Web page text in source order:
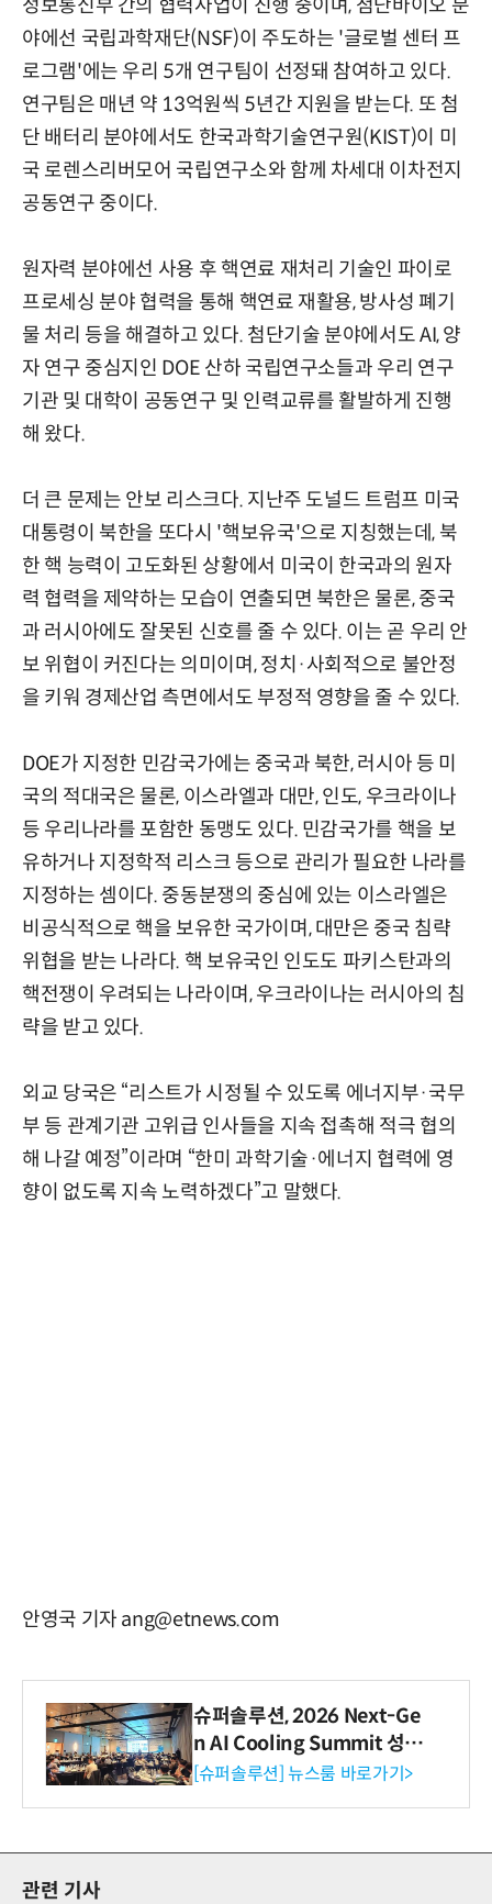
정보통신부 간의 협력사업이 진행 중이며, 첨단바이오 분
야에선 국립과학재단(NSF)이 주도하는 '글로벌 센터 프
로그램'에는 우리 5개 연구팀이 선정돼 참여하고 있다.
연구팀은 매년 약 13억원씩 5년간 지원을 받는다. 또 첨
단 배터리 분야에서도 한국과학기술연구원(KIST)이 미
국 로렌스리버모어 국립연구소와 함께 차세대 이차전지
공동연구 중이다.
원자력 분야에선 사용 후 핵연료 재처리 기술인 파이로
프로세싱 분야 협력을 통해 핵연료 재활용, 방사성 폐기
물 처리 등을 해결하고 있다. 첨단기술 분야에서도 AI, 양
자 연구 중심지인 DOE 산하 국립연구소들과 우리 연구
기관 및 대학이 공동연구 및 인력교류를 활발하게 진행
해 왔다.
더 큰 문제는 안보 리스크다. 지난주 도널드 트럼프 미국
대통령이 북한을 또다시 '핵보유국'으로 지칭했는데, 북
한 핵 능력이 고도화된 상황에서 미국이 한국과의 원자
력 협력을 제약하는 모습이 연출되면 북한은 물론, 중국
과 러시아에도 잘못된 신호를 줄 수 있다. 이는 곧 우리 안
보 위협이 커진다는 의미이며, 정치·사회적으로 불안정
을 키워 경제산업 측면에서도 부정적 영향을 줄 수 있다.
DOE가 지정한 민감국가에는 중국과 북한, 러시아 등 미
국의 적대국은 물론, 이스라엘과 대만, 인도, 우크라이나
등 우리나라를 포함한 동맹도 있다. 민감국가를 핵을 보
유하거나 지정학적 리스크 등으로 관리가 필요한 나라를
지정하는 셈이다. 중동분쟁의 중심에 있는 이스라엘은
비공식적으로 핵을 보유한 국가이며, 대만은 중국 침략
위협을 받는 나라다. 핵 보유국인 인도도 파키스탄과의
핵전쟁이 우려되는 나라이며, 우크라이나는 러시아의 침
략을 받고 있다.
외교 당국은 “리스트가 시정될 수 있도록 에너지부·국무
부 등 관계기관 고위급 인사들을 지속 접촉해 적극 협의
해 나갈 예정”이라며 “한미 과학기술·에너지 협력에 영
향이 없도록 지속 노력하겠다”고 말했다.
안영국 기자 ang@etnews.com
슈퍼솔루션, 2026 Next-Ge
n AI Cooling Summit 성황
리 성료
[슈퍼솔루션] 뉴스룸 바로가기>
관련 기사